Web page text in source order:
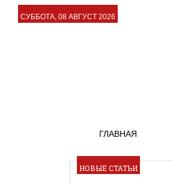
СУББОТА, 08 АВГУСТ 2026
ГЛАВНАЯ
НОВЫЕ СТАТЬИ